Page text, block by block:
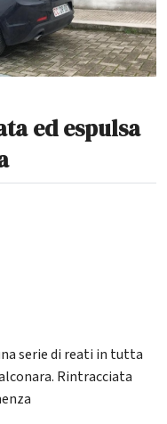
ed espulsa
serie di reati in tutta
Rintracciata